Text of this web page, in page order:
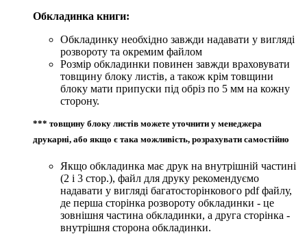
Обкладинка книги:
Обкладинку необхідно завжди надавати у вигляді
розвороту та окремим файлом
Розмір обкладинки повинен завжди враховувати
товщину блоку листів, а також крім товщини
блоку мати припуски під обріз по 5 мм на кожну
сторону.
*** товщину блоку листів можете уточнити у менеджера
друкарні, або якщо є така можливість, розрахувати самостійно
Якщо обкладинка має друк на внутрішній частині
(2 і 3 стор.), файл для друку рекомендуємо
надавати у вигляді багатосторінкового pdf файлу,
де перша сторінка розвороту обкладинки - це
зовнішня частина обкладинки, а друга сторінка -
внутрішня сторона обкладинки.